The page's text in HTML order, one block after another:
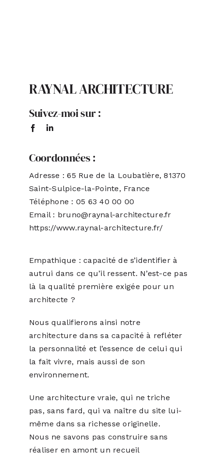
RAYNAL ARCHITECTURE
Suivez-moi sur :
Coordonnées :
Adresse : 65 Rue de la Loubatière, 81370
Saint-Sulpice-la-Pointe, France
Téléphone : 05 63 40 00 00
Email : bruno@raynal-architecture.fr
https://www.raynal-architecture.fr/
Empathique : capacité de s’identifier à
autrui dans ce qu’il ressent. N’est-ce pas
là la qualité première exigée pour un
architecte ?
Nous qualifierons ainsi notre
architecture dans sa capacité à refléter
la personnalité et l’essence de celui qui
la fait vivre, mais aussi de son
environnement.
Une architecture vraie, qui ne triche
pas, sans fard, qui va naître du site lui-
même dans sa richesse originelle.
Nous ne savons pas construire sans
réaliser en amont un recueil
CONTACT